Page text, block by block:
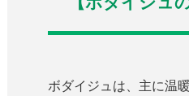
ボダイジュは、主に温